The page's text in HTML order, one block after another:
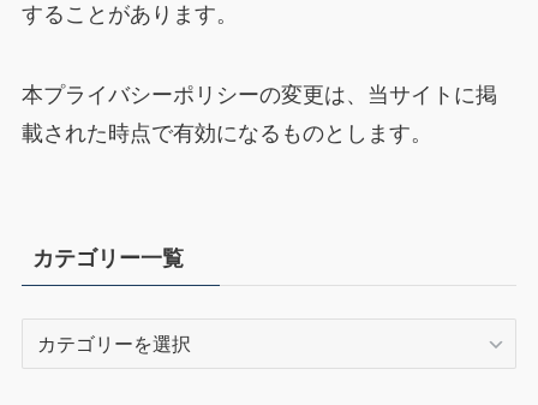
することがあります。
本プライバシーポリシーの変更は、当サイトに掲
載された時点で有効になるものとします。
カテゴリー一覧